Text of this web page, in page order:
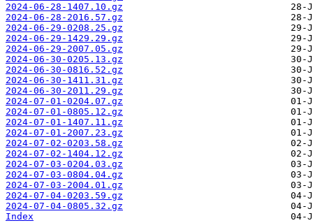
2024-06-28-1407.10.gz
2024-06-28-2016.57.gz
2024-06-29-0208.25.gz
2024-06-29-1429.29.gz
2024-06-29-2007.05.gz
2024-06-30-0205.13.gz
2024-06-30-0816.52.gz
2024-06-30-1411.31.gz
2024-06-30-2011.29.gz
2024-07-01-0204.07.gz
2024-07-01-0805.12.gz
2024-07-01-1407.11.gz
2024-07-01-2007.23.gz
2024-07-02-0203.58.gz
2024-07-02-1404.12.gz
2024-07-03-0204.03.gz
2024-07-03-0804.04.gz
2024-07-03-2004.01.gz
2024-07-04-0203.59.gz
2024-07-04-0805.32.gz
Index